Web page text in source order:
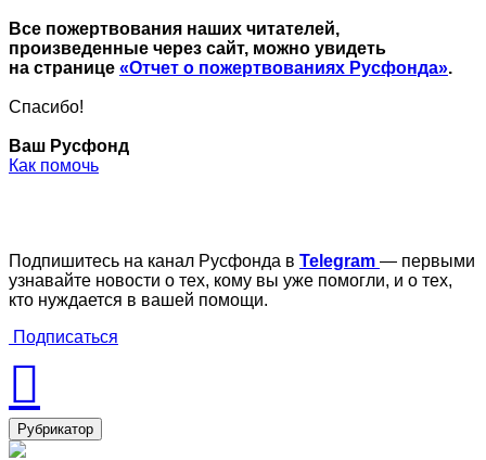
Все пожертвования наших читателей,
произведенные через сайт, можно увидеть
на странице «Отчет о пожертвованиях Русфонда».
Спасибо!
Ваш Русфонд
Как помочь
Подпишитесь на канал Русфонда в Telegram — первыми
узнавайте новости о тех, кому вы уже помогли, и о тех,
кто нуждается в вашей помощи.
Подписаться
Рубрикатор